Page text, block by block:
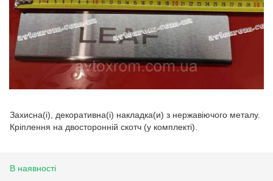
Захисна(і), декоративна(і) накладка(и) з нержавіючого металу.
Кріплення на двосторонній скотч (у комплекті).
В наявності